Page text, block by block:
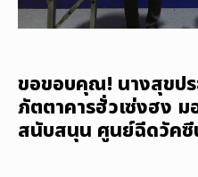
ขอขอบคุณ! นางสุขปร
ภัตตาคารฮั่วเซ่งฮง ม
สนับสนุน ศูนย์ฉีดวัคซี